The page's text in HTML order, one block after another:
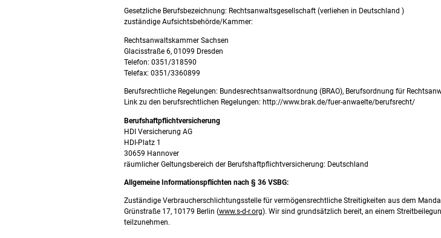
Gesetzliche Berufsbezeichnung: Rechtsanwaltsgesellschaft (verliehen in Deutschland )
zuständige Aufsichtsbehörde/Kammer:
Rechtsanwaltskammer Sachsen
Glacisstraße 6, 01099 Dresden
Telefon: 0351/318590
Telefax: 0351/3360899
Berufsrechtliche Regelungen: Bundesrechtsanwaltsordnung (BRAO), Berufsordnung für
Link zu den berufsrechtlichen Regelungen: http://www.brak.de/fuer-anwaelte/berufsrecht/
Berufshaftpflichtversicherung
HDI Versicherung AG
HDI-Platz 1
30659 Hannover
räumlicher Geltungsbereich der Berufshaftpflichtversicherung: Deutschland
Allgemeine Informationspflichten nach § 36 VSBG:
Zuständige Verbraucherschlichtungsstelle für vermögensrechtliche Streitigkeiten aus dem
Grünstraße 17, 10179 Berlin (www.s-d-r.org). Wir sind grundsätzlich bereit, an einem
teilzunehmen.
Auswahl akzeptieren
Datenschutzerklärung